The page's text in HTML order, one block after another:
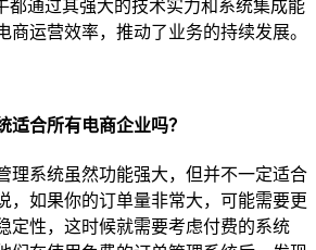
都通过其强大的技术实力和系统集成能
商运营效率，推动了业务的持续发展。
适合所有电商企业吗？
理系统虽然功能强大，但并不一定适合
，如果你的订单量非常大，可能需要更
定性，这时候就需要考虑付费的系统